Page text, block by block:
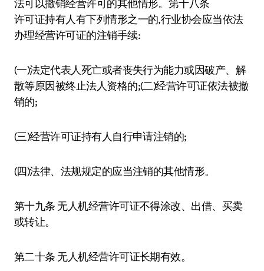
法可以撤销经营许可的其他情形。第十八条
许可证持有人有下列情形之一的,行业协会应当依法
办理经营许可证的注销手续:
(一)法定代表人死亡或者丧失行为能力或因破产、解
散等原因被终止法人资格的;(二)经营许可证依法被撤
销的;
(三)经营许可证持有人自行申请注销的;
(四)法律、法规规定的应当注销的其他情形。
第十九条 无人机经营许可证不得涂改、出借、买卖
或转让。
第二十条 无人机经营许可证长期有效。